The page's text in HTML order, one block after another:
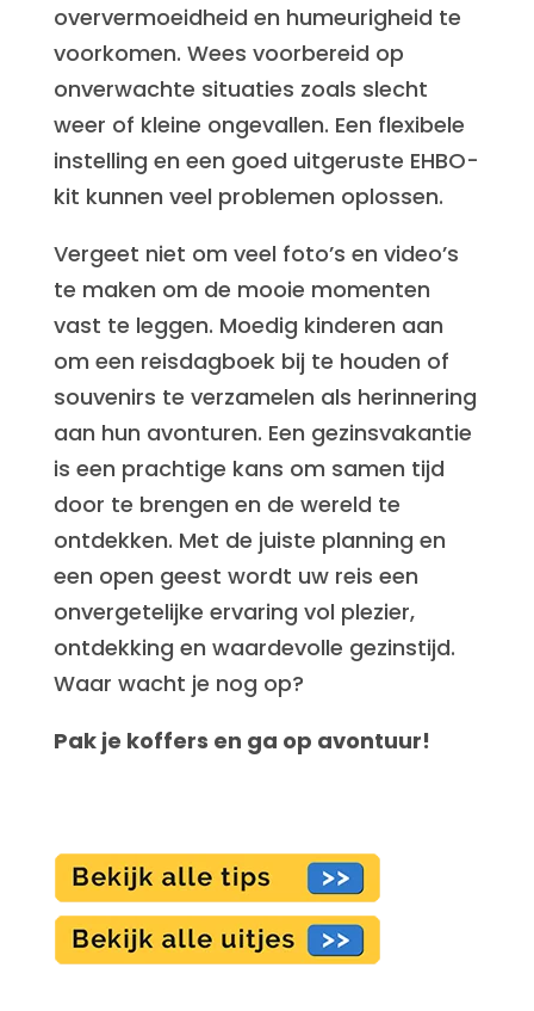
oververmoeidheid en humeurigheid te
voorkomen. Wees voorbereid op
onverwachte situaties zoals slecht
weer of kleine ongevallen. Een flexibele
instelling en een goed uitgeruste EHBO-
kit kunnen veel problemen oplossen.
Vergeet niet om veel foto’s en video’s
te maken om de mooie momenten
vast te leggen. Moedig kinderen aan
om een reisdagboek bij te houden of
souvenirs te verzamelen als herinnering
aan hun avonturen. Een gezinsvakantie
is een prachtige kans om samen tijd
door te brengen en de wereld te
ontdekken. Met de juiste planning en
een open geest wordt uw reis een
onvergetelijke ervaring vol plezier,
ontdekking en waardevolle gezinstijd.
Waar wacht je nog op?
Pak je koffers en ga op avontuur!